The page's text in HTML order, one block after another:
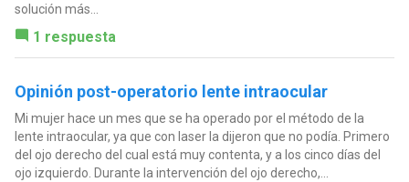
solución más...
1 respuesta
Opinión post-operatorio lente intraocular
Mi mujer hace un mes que se ha operado por el método de la
lente intraocular, ya que con laser la dijeron que no podía. Primero
del ojo derecho del cual está muy contenta, y a los cinco días del
ojo izquierdo. Durante la intervención del ojo derecho,...